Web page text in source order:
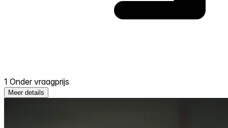
1 Onder vraagprijs
Meer details